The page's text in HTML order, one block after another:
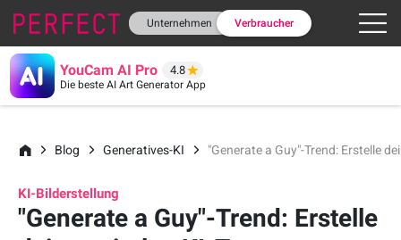
Unternehmen Verbraucher
YouCam AI Pro 4.8
Die beste AI Art Generator App
Blog Generatives-KI "Generate a Guy"-Trend: Erstelle
KI-Bilderstellung
"Generate a Guy"-Trend: Erstelle